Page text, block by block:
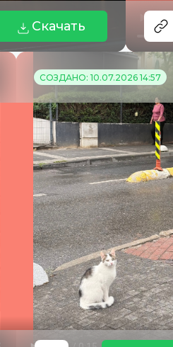
Скачать
СОЗДАНО: 10.07.2026 14:57